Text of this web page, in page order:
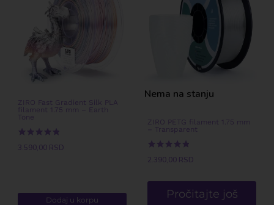
ZIRO Fast Gradient Silk PLA
filament 1.75 mm – Earth
Tone
Ocenjeno
sa3.590,00 RSD
Dodaj u korpu
Nema na stanju
ZIRO PETG filament 1.75 mm
– Transparent
Ocenjeno
sa
od 5
2.390,00 RSD
Pročitajte još